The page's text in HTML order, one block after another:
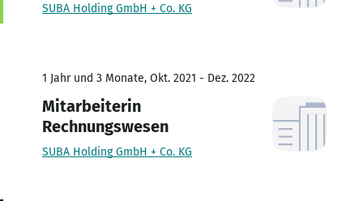
SUBA Holding GmbH + Co. KG
1 Jahr und 3 Monate, Okt. 2021 - Dez. 2022
Mitarbeiterin
Rechnungswesen
SUBA Holding GmbH + Co. KG